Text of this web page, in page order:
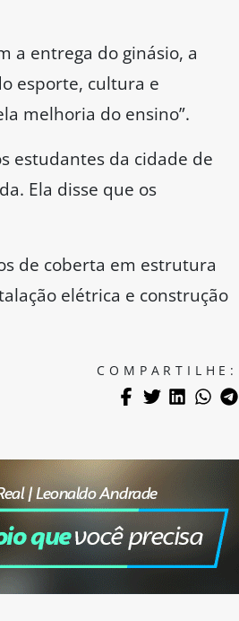
a entrega do ginásio, a
esporte, cultura e
melhoria do ensino”.
estudantes da cidade de
Ela disse que os
de coberta em estrutura
elétrica e construção
COMPARTILHE: